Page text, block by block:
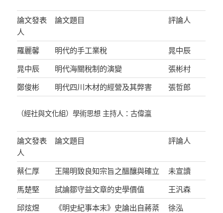
論文發表
人
論文題目 評論人
羅麗馨 明代的手工業稅
晁中辰
晁中辰
明代海關稅制的演變
張彬村
鄭俊彬
明代四川木材的經營及其弊害 張哲郎
（經社與文化組）學術思想 主持人：古偉瀛
論文發表
人
論文題目 評論人
蔡仁厚 王陽明致良知宗旨之醞釀與確立
未宣讀
馬楚堅
試論鄒守益文章的史學價值
王汎森
邱炫煜
《明史紀事本末》史論出自蔣棻
徐泓